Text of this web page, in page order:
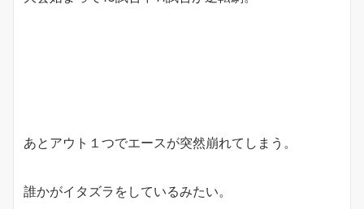
あとアウト１つでエースが突然崩れてしまう。
誰かがイタズラをしているみたい。